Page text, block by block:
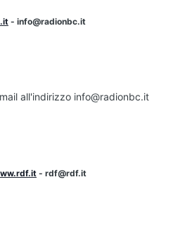
- info@radionbc.it
all'indirizzo info@radionbc.it
- rdf@rdf.it